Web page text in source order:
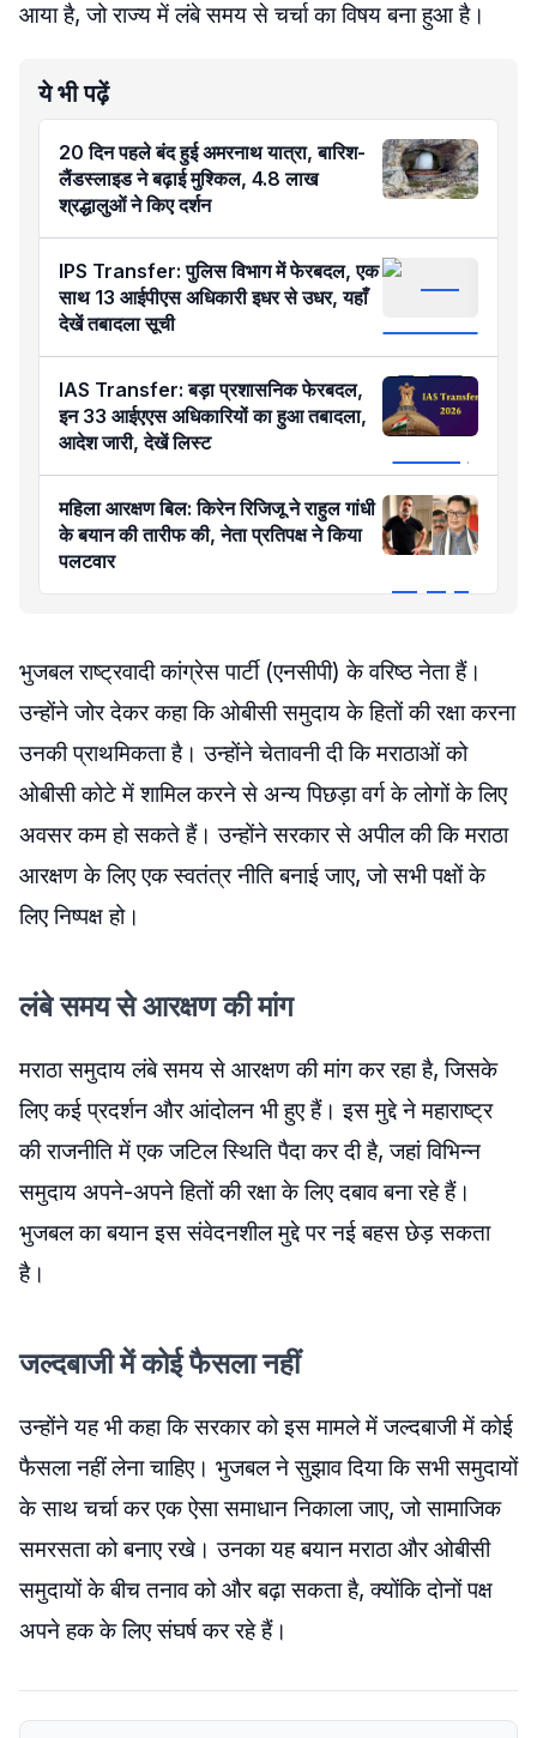
आया है, जो राज्य में लंबे समय से चर्चा का विषय बना हुआ है।
ये भी पढ़ें
20 दिन पहले बंद हुई अमरनाथ यात्रा, बारिश-
लैंडस्लाइड ने बढ़ाई मुश्किल, 4.8 लाख
श्रद्धालुओं ने किए दर्शन
IPS Transfer: पुलिस विभाग में फेरबदल, एक
साथ 13 आईपीएस अधिकारी इधर से उधर, यहाँ
देखें तबादला सूची
IAS Transfer: बड़ा प्रशासनिक फेरबदल,
इन 33 आईएएस अधिकारियों का हुआ तबादला,
आदेश जारी, देखें लिस्ट
महिला आरक्षण बिल: किरेन रिजिजू ने राहुल गांधी
के बयान की तारीफ की, नेता प्रतिपक्ष ने किया
पलटवार
भुजबल राष्ट्रवादी कांग्रेस पार्टी (एनसीपी) के वरिष्ठ नेता हैं।
उन्होंने जोर देकर कहा कि ओबीसी समुदाय के हितों की रक्षा करना
उनकी प्राथमिकता है। उन्होंने चेतावनी दी कि मराठाओं को
ओबीसी कोटे में शामिल करने से अन्य पिछड़ा वर्ग के लोगों के लिए
अवसर कम हो सकते हैं। उन्होंने सरकार से अपील की कि मराठा
आरक्षण के लिए एक स्वतंत्र नीति बनाई जाए, जो सभी पक्षों के
लिए निष्पक्ष हो।
लंबे समय से आरक्षण की मांग
मराठा समुदाय लंबे समय से आरक्षण की मांग कर रहा है, जिसके
लिए कई प्रदर्शन और आंदोलन भी हुए हैं। इस मुद्दे ने महाराष्ट्र
की राजनीति में एक जटिल स्थिति पैदा कर दी है, जहां विभिन्न
समुदाय अपने-अपने हितों की रक्षा के लिए दबाव बना रहे हैं।
भुजबल का बयान इस संवेदनशील मुद्दे पर नई बहस छेड़ सकता
है।
जल्दबाजी में कोई फैसला नहीं
उन्होंने यह भी कहा कि सरकार को इस मामले में जल्दबाजी में कोई
फैसला नहीं लेना चाहिए। भुजबल ने सुझाव दिया कि सभी समुदायों
के साथ चर्चा कर एक ऐसा समाधान निकाला जाए, जो सामाजिक
समरसता को बनाए रखे। उनका यह बयान मराठा और ओबीसी
समुदायों के बीच तनाव को और बढ़ा सकता है, क्योंकि दोनों पक्ष
अपने हक के लिए संघर्ष कर रहे हैं।